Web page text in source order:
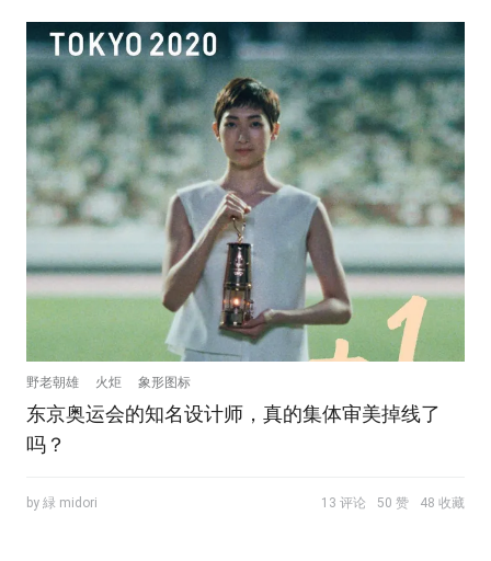
野老朝雄 火炬 象形图标
东京奥运会的知名设计师，真的集体审美掉线了
吗？
by 緑 midori 13 评论 50 赞 48 收藏